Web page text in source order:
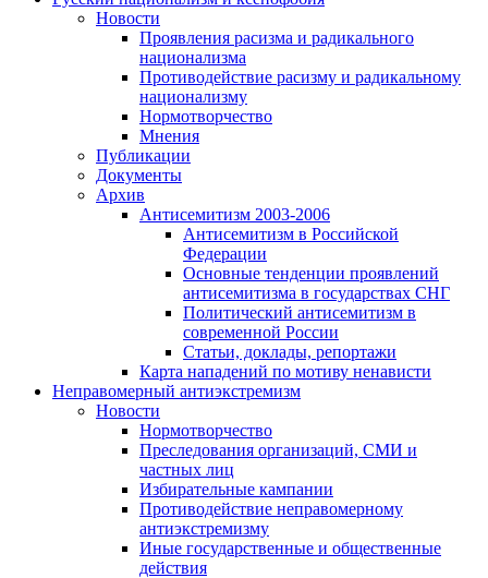
Новости
Проявления расизма и радикального
национализма
Противодействие расизму и радикальному
национализму
Нормотворчество
Мнения
Публикации
Документы
Архив
Антисемитизм 2003-2006
Антисемитизм в Российской
Федерации
Основные тенденции проявлений
антисемитизма в государствах СНГ
Политический антисемитизм в
современной России
Статьи, доклады, репортажи
Карта нападений по мотиву ненависти
Неправомерный антиэкстремизм
Новости
Нормотворчество
Преследования организаций, СМИ и
частных лиц
Избирательные кампании
Противодействие неправомерному
антиэкстремизму
Иные государственные и общественные
действия